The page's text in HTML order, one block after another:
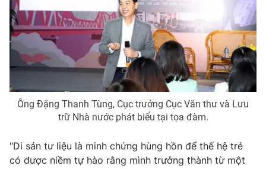
Cơ quan báo chí:
Thời báo VTV
Giấy phép hoạt động báo in và báo điện tử số 483/GP-BTTTT
cấp ngày 29/12/2023
Tổng Biên tập:
Vũ Thanh Thủy
Phó Tổng Biên tập:Nguyễn Thị Mỹ Hạnh, Phạm Quốc Thắng,
Tổng đài VTV:024.38 355 931 - 024.38 355 932
Ðiện thoại Thời báo VTV:024.66 897 897
Liên hệ quảng cáo: 024-7300.7108
Ông Đặng Thanh Tùng, Cục trưởng Cục Văn thư và Lưu
trữ Nhà nước phát biểu tại tọa đàm.
"Di sản tư liệu là minh chứng hùng hồn để thế hệ trẻ
có được niềm tự hào rằng mình trưởng thành từ một